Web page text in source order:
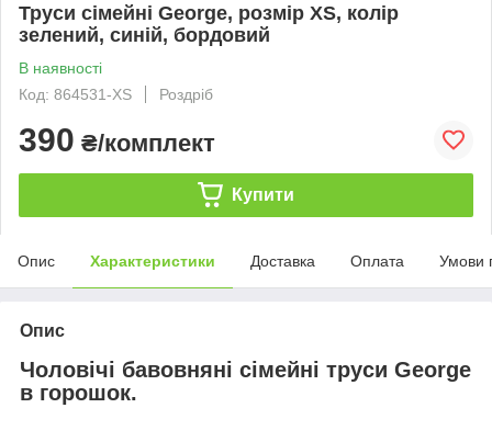
Труси сімейні George, розмір XS, колір
зелений, синій, бордовий
В наявності
Код: 864531-XS
Роздріб
390 ₴/комплект
Купити
Опис Характеристики Доставка Оплата Умови
Опис
Чоловічі бавовняні сімейні труси George
в горошок.